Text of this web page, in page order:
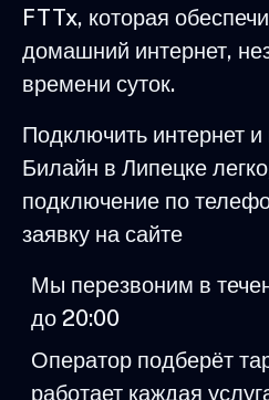
FTTx, которая
домашний интернет,
времени суток.
Подключить интернет
Билайн в Липецке
подключение по
заявку на сайте
Мы перезвоним в
до 20:00
Оператор подберёт
работает каждая